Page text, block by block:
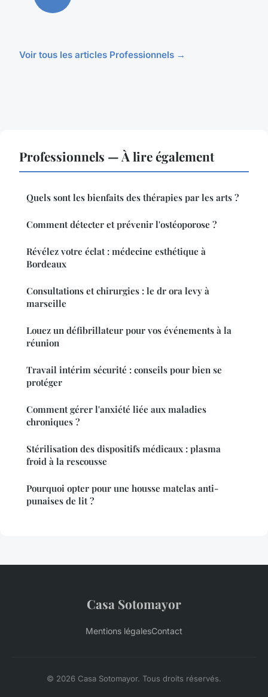
Voir tous les articles Professionnels →
Professionnels — À lire également
Quels sont les bienfaits des thérapies par les arts ?
Comment détecter et prévenir l'ostéoporose ?
Révélez votre éclat : médecine esthétique à
Bordeaux
Consultations et chirurgies : le dr ora levy à
marseille
Louez un défibrillateur pour vos événements à la
réunion
Travail intérim sécurité : conseils pour bien se
protéger
Comment gérer l'anxiété liée aux maladies
chroniques ?
Stérilisation des dispositifs médicaux : plasma
froid à la rescousse
Pourquoi opter pour une housse matelas anti-
punaises de lit ?
Casa Sotomayor
Mentions légalesContact
© 2026 Casa Sotomayor. Tous droits réservés.